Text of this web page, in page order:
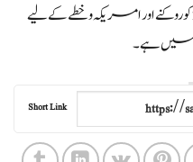
اور امریکہ و خطے کے لیے
میں ہے۔
Short Link